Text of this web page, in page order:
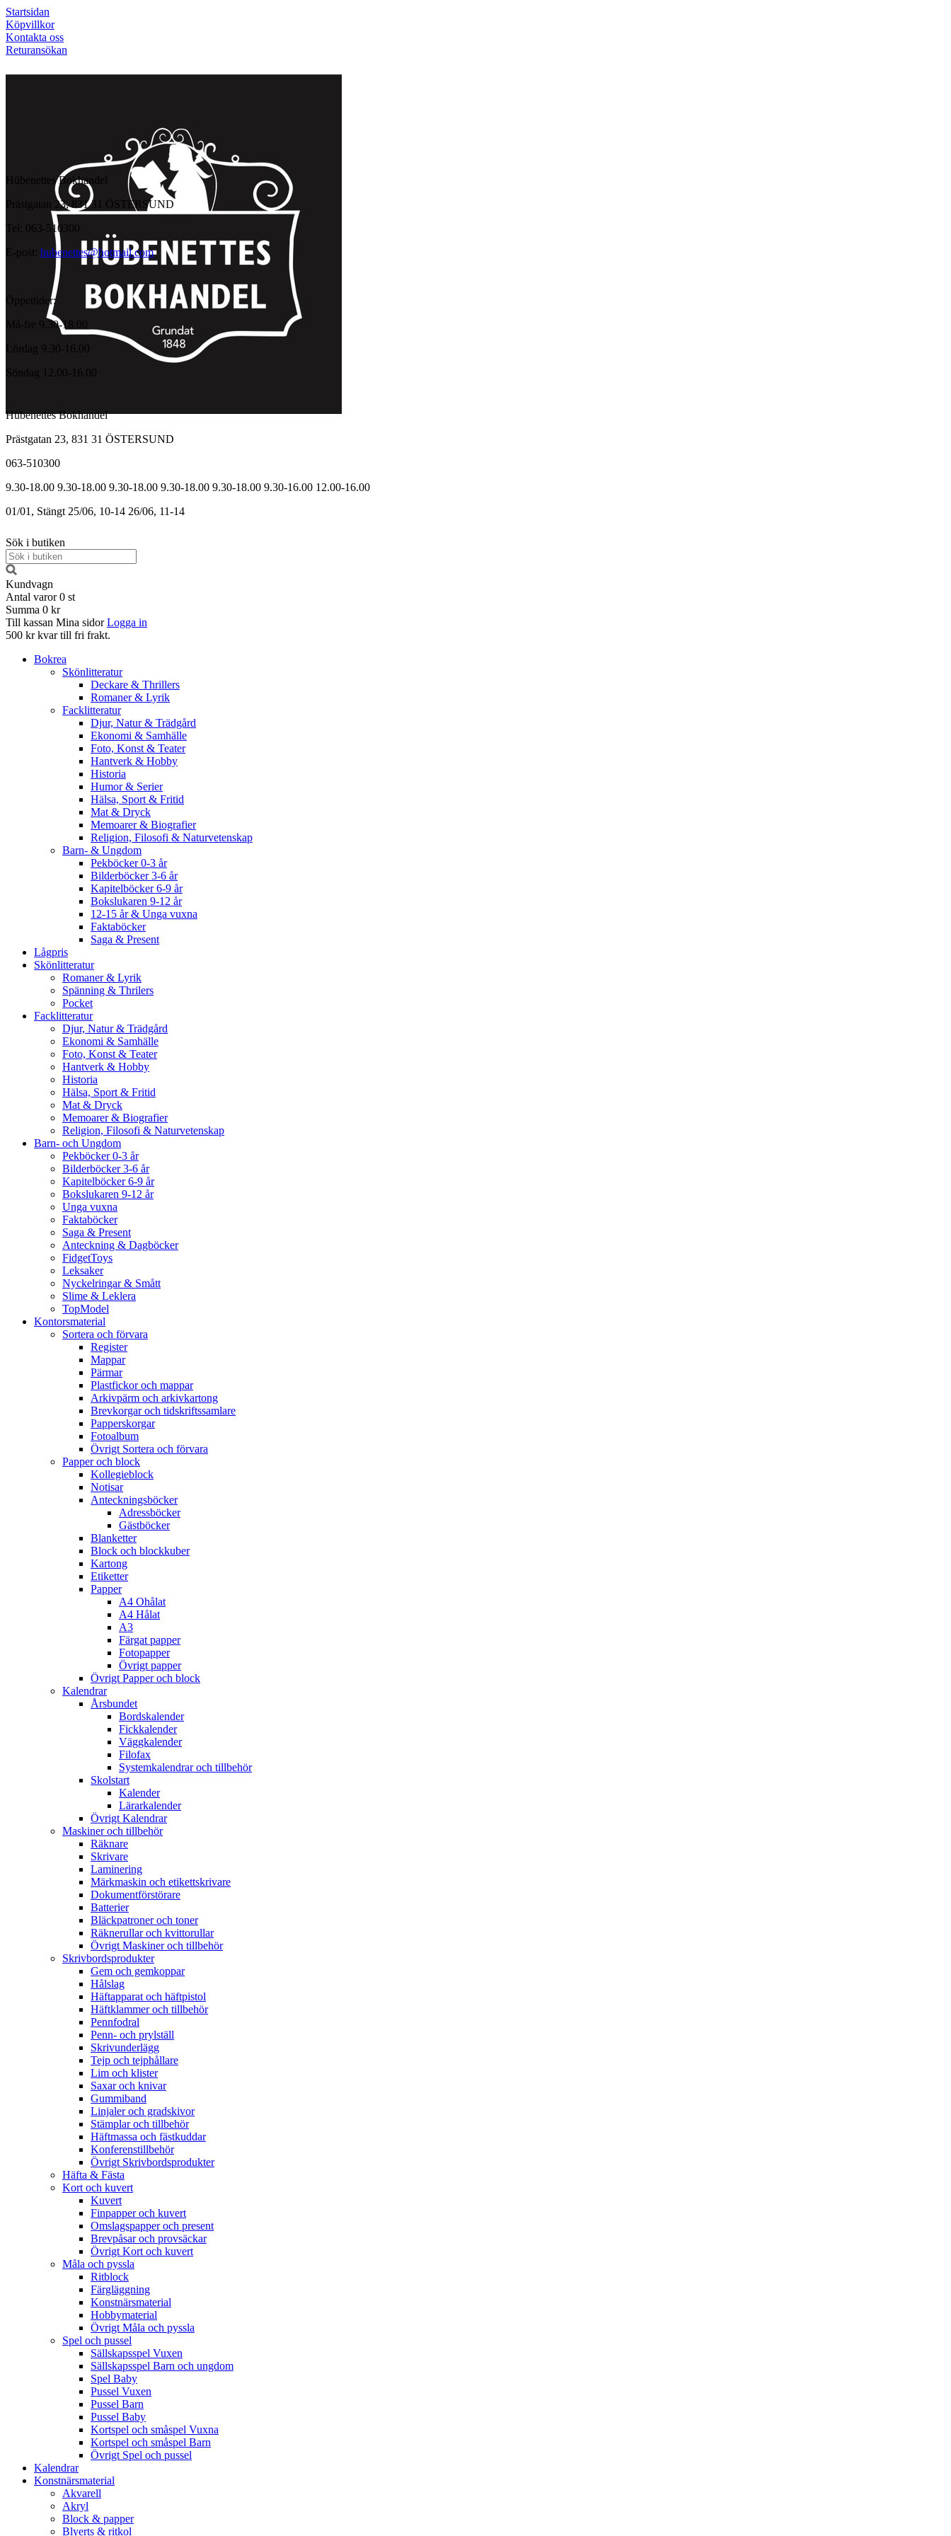
Startsidan
Köpvillkor
Kontakta oss
Returansökan
Hübenettes Bokhandel
Prästgatan 23, 831 31 ÖSTERSUND
Tel: 063-510300
E-post: hubenettes@hotmail.com
Öppettider:
Må-fre 9.30-18.00
Lördag 9.30-16.00
Söndag 12.00-16.00
Hübenettes Bokhandel
Prästgatan 23, 831 31 ÖSTERSUND
063-510300
9.30-18.00 9.30-18.00 9.30-18.00 9.30-18.00 9.30-18.00 9.30-16.00 12.00-16.00
01/01, Stängt 25/06, 10-14 26/06, 11-14
Sök i butiken
Kundvagn
Antal varor 0 st
Summa 0 kr
Till kassan Mina sidor Logga in
500 kr kvar till fri frakt.
Bokrea
Skönlitteratur
Deckare & Thrillers
Romaner & Lyrik
Facklitteratur
Djur, Natur & Trädgård
Ekonomi & Samhälle
Foto, Konst & Teater
Hantverk & Hobby
Historia
Humor & Serier
Hälsa, Sport & Fritid
Mat & Dryck
Memoarer & Biografier
Religion, Filosofi & Naturvetenskap
Barn- & Ungdom
Pekböcker 0-3 år
Bilderböcker 3-6 år
Kapitelböcker 6-9 år
Bokslukaren 9-12 år
12-15 år & Unga vuxna
Faktaböcker
Saga & Present
Lågpris
Skönlitteratur
Romaner & Lyrik
Spänning & Thrilers
Pocket
Facklitteratur
Djur, Natur & Trädgård
Ekonomi & Samhälle
Foto, Konst & Teater
Hantverk & Hobby
Historia
Hälsa, Sport & Fritid
Mat & Dryck
Memoarer & Biografier
Religion, Filosofi & Naturvetenskap
Barn- och Ungdom
Pekböcker 0-3 år
Bilderböcker 3-6 år
Kapitelböcker 6-9 år
Bokslukaren 9-12 år
Unga vuxna
Faktaböcker
Saga & Present
Anteckning & Dagböcker
FidgetToys
Leksaker
Nyckelringar & Smått
Slime & Leklera
TopModel
Kontorsmaterial
Sortera och förvara
Register
Mappar
Pärmar
Plastfickor och mappar
Arkivpärm och arkivkartong
Brevkorgar och tidskriftssamlare
Papperskorgar
Fotoalbum
Övrigt Sortera och förvara
Papper och block
Kollegieblock
Notisar
Anteckningsböcker
Adressböcker
Gästböcker
Blanketter
Block och blockkuber
Kartong
Etiketter
Papper
A4 Ohålat
A4 Hålat
A3
Färgat papper
Fotopapper
Övrigt papper
Övrigt Papper och block
Kalendrar
Årsbundet
Bordskalender
Fickkalender
Väggkalender
Filofax
Systemkalendrar och tillbehör
Skolstart
Kalender
Lärarkalender
Övrigt Kalendrar
Maskiner och tillbehör
Räknare
Skrivare
Laminering
Märkmaskin och etikettskrivare
Dokumentförstörare
Batterier
Bläckpatroner och toner
Räknerullar och kvittorullar
Övrigt Maskiner och tillbehör
Skrivbordsprodukter
Gem och gemkoppar
Hålslag
Häftapparat och häftpistol
Häftklammer och tillbehör
Pennfodral
Penn- och prylställ
Skrivunderlägg
Tejp och tejphållare
Lim och klister
Saxar och knivar
Gummiband
Linjaler och gradskivor
Stämplar och tillbehör
Häftmassa och fästkuddar
Konferenstillbehör
Övrigt Skrivbordsprodukter
Häfta & Fästa
Kort och kuvert
Kuvert
Finpapper och kuvert
Omslagspapper och present
Brevpåsar och provsäckar
Övrigt Kort och kuvert
Måla och pyssla
Ritblock
Färgläggning
Konstnärsmaterial
Hobbymaterial
Övrigt Måla och pyssla
Spel och pussel
Sällskapsspel Vuxen
Sällskapsspel Barn och ungdom
Spel Baby
Pussel Vuxen
Pussel Barn
Pussel Baby
Kortspel och småspel Vuxna
Kortspel och småspel Barn
Övrigt Spel och pussel
Kalendrar
Konstnärsmaterial
Akvarell
Akryl
Block & papper
Blyerts & ritkol